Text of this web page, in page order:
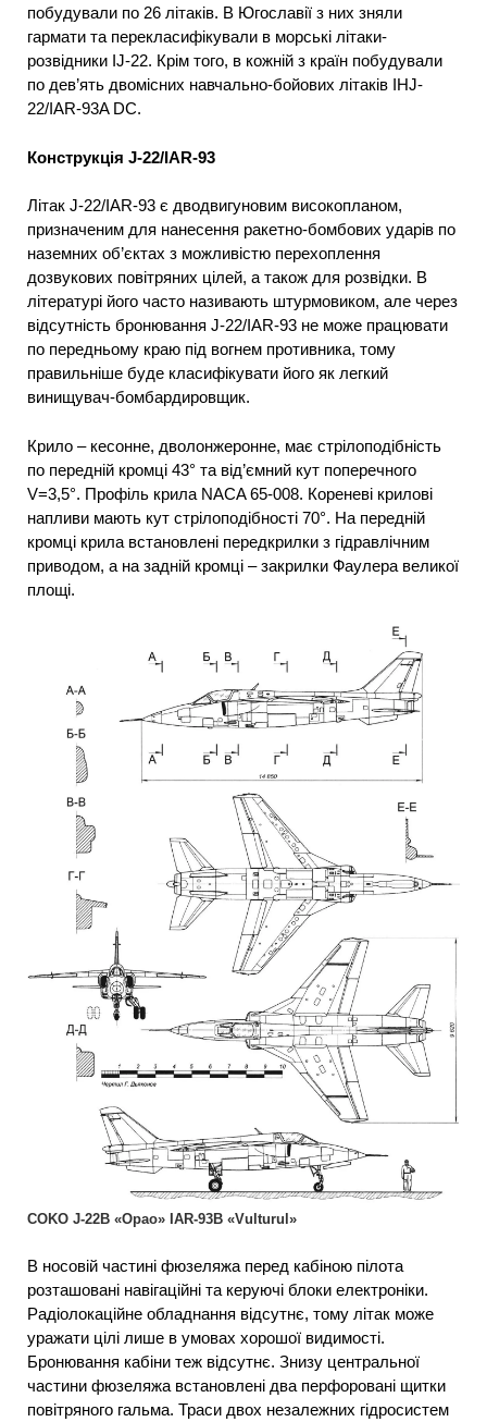
побудували по 26 літаків. В Югославії з них зняли
гармати та перекласифікували в морські літаки-
розвідники ІJ-22. Крім того, в кожній з країн побудували
по дев’ять двомісних навчально-бойових літаків ІНJ-
22/IAR-93A DC.
Конструкція J-22/IAR-93
Літак J-22/IAR-93 є дводвигуновим високопланом,
призначеним для нанесення ракетно-бомбових ударів по
наземних об’єктах з можливістю перехоплення
дозвукових повітряних цілей, а також для розвідки. В
літературі його часто називають штурмовиком, але через
відсутність бронювання J-22/IAR-93 не може працювати
по передньому краю під вогнем противника, тому
правильніше буде класифікувати його як легкий
винищувач-бомбардировщик.
Крило – кесонне, дволонжеронне, має стрілоподібність
по передній кромці 43° та від’ємний кут поперечного
V=3,5°. Профіль крила NACA 65-008. Кореневі крилові
напливи мають кут стрілоподібності 70°. На передній
кромці крила встановлені передкрилки з гідравлічним
приводом, а на задній кромці – закрилки Фаулера великої
площі.
COKO J-22B «Орао» IAR-93B «Vulturul»
В носовій частині фюзеляжа перед кабіною пілота
розташовані навігаційні та керуючі блоки електроніки.
Радіолокаційне обладнання відсутнє, тому літак може
уражати цілі лише в умовах хорошої видимості.
Бронювання кабіни теж відсутнє. Знизу центральної
частини фюзеляжа встановлені два перфоровані щитки
повітряного гальма. Траси двох незалежних гідросистем